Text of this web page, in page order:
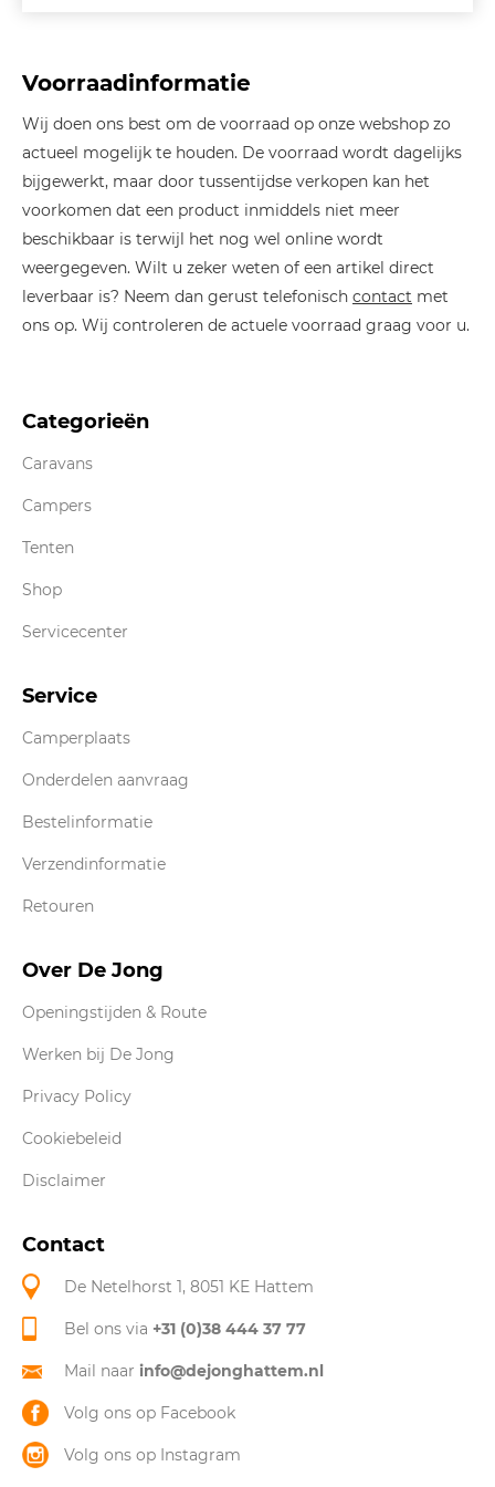
Voorraadinformatie
Wij doen ons best om de voorraad op onze webshop zo
actueel mogelijk te houden. De voorraad wordt dagelijks
bijgewerkt, maar door tussentijdse verkopen kan het
voorkomen dat een product inmiddels niet meer
beschikbaar is terwijl het nog wel online wordt
weergegeven. Wilt u zeker weten of een artikel direct
leverbaar is? Neem dan gerust telefonisch contact met
ons op. Wij controleren de actuele voorraad graag voor u.
Categorieën
Caravans
Campers
Tenten
Shop
Servicecenter
Service
Camperplaats
Onderdelen aanvraag
Bestelinformatie
Verzendinformatie
Retouren
Over De Jong
Openingstijden & Route
Werken bij De Jong
Privacy Policy
Cookiebeleid
Disclaimer
Contact
De Netelhorst 1, 8051 KE Hattem
Bel ons via +31 (0)38 444 37 77
Mail naar info@dejonghattem.nl
Volg ons op Facebook
Volg ons op Instagram